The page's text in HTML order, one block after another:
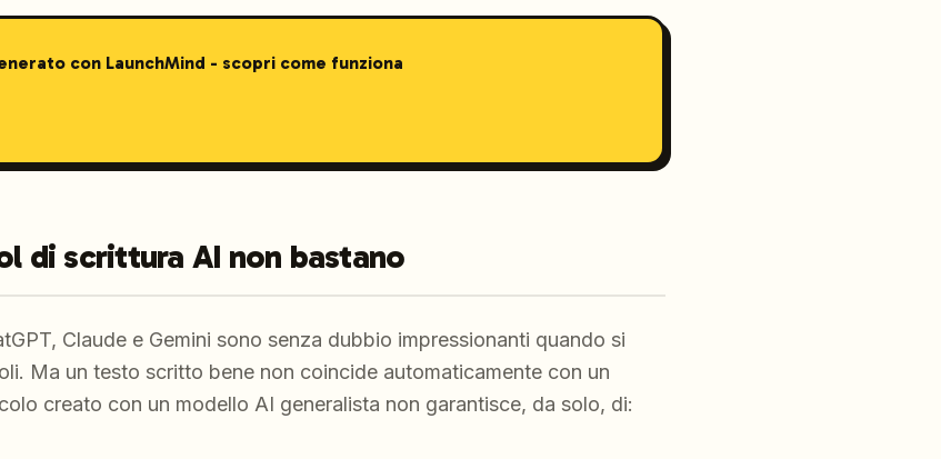
con LaunchMind - scopri come funziona
di scrittura AI non bastano
Claude e Gemini sono senza dubbio impressionanti quando si
Ma un testo scritto bene non coincide automaticamente con un
creato con un modello AI generalista non garantisce, da solo, di: